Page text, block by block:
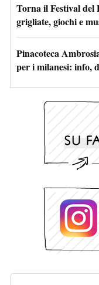
Torna il Festival
grigliate, giochi e
Pinacoteca
per i milanesi: info,